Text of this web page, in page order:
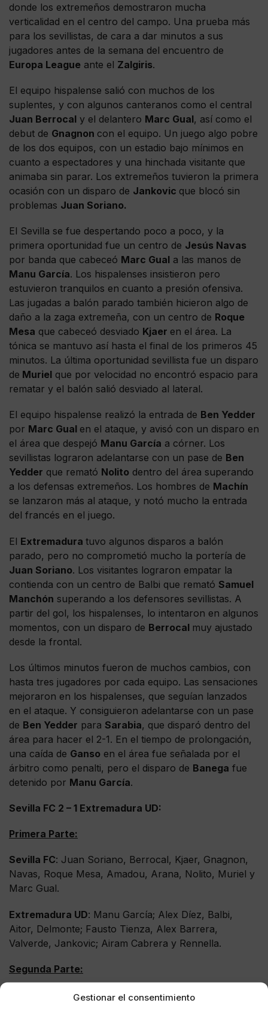
Gestionar el consentimiento
donde los extremeños demostraron mucha
verticalidad en el centro del campo. Una prueba más
para los sevillistas, de cara a dar minutos a sus
jugadores antes de la semana del encuentro de
Europa League ante el Zalgiris.
El equipo hispalense salió con muchos de los
suplentes, y con algunos canteranos como el central
Juan Berrocal y el delantero Marc Gual, así como el
debut de Gnagnon con el equipo. Un juego algo pobre
de los dos equipos, con un estadio bajo mínimos en
cuanto a espectadores y una hinchada visitante que
animaba sin parar. Los extremeños tuvieron la primera
ocasión con un disparo de Jankovic que blocó sin
problemas Juan Soriano.
El Sevilla se fue despertando poco a poco, y la
primera oportunidad fue un centro de Jesús Navas
por banda que cabeceó Marc Gual a las manos de
Manu García. Los hispalenses insistieron pero
estuvieron tranquilos en cuanto a presión ofensiva.
Las jugadas a balón parado también hicieron algo de
daño a la zaga extremeña, con un centro de Roque
Mesa que cabeceó desviado Kjaer en el área. La
tónica se mantuvo así hasta el final de los primeros 45
minutos. La última oportunidad sevillista fue un disparo
de Muriel que por velocidad no encontró espacio para
rematar y el balón salió desviado al lateral.
El equipo hispalense realizó la entrada de Ben Yedder
por Marc Gual en el ataque, y avisó con un disparo en
el área que despejó Manu García a córner. Los
sevillistas lograron adelantarse con un pase de Ben
Yedder que remató Nolito dentro del área superando
a los defensas extremeños. Los hombres de Machín
se lanzaron más al ataque, y notó mucho la entrada
del francés en el juego.
El Extremadura tuvo algunos disparos a balón
parado, pero no comprometió mucho la portería de
Juan Soriano. Los visitantes lograron empatar la
contienda con un centro de Balbi que remató Samuel
Manchón superando a los defensores sevillistas. A
partir del gol, los hispalenses, lo intentaron en algunos
momentos, con un disparo de Berrocal muy ajustado
desde la frontal.
Los últimos minutos fueron de muchos cambios, con
hasta tres jugadores por cada equipo. Las sensaciones
mejoraron en los hispalenses, que seguían lanzados
en el ataque. Y consiguieron adelantarse con un pase
de Ben Yedder para Sarabia, que disparó dentro del
área para hacer el 2-1. En el tiempo de prolongación,
una caída de Ganso en el área fue señalada por el
árbitro como penalti, pero el disparo de Banega fue
detenido por Manu García.
Sevilla FC 2 – 1 Extremadura UD:
Primera Parte:
Sevilla FC: Juan Soriano, Berrocal, Kjaer, Gnagnon,
Navas, Roque Mesa, Amadou, Arana, Nolito, Muriel y
Marc Gual.
Extremadura UD: Manu García; Alex Díez, Balbi,
Aitor, Delmonte; Fausto Tienza, Alex Barrera,
Valverde, Jankovic; Airam Cabrera y Rennella.
Segunda Parte:
: Juan Soriano, Berrocal, Kjaer, Gnagnon,